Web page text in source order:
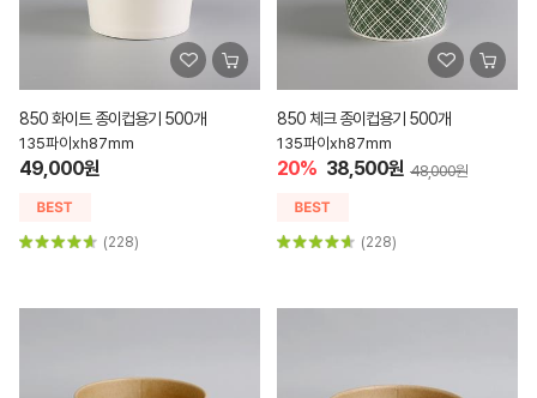
850 화이트 종이컵용기 500개
135파이xh87mm
49,000원
(228)
850 체크 종이컵용기 500개
135파이xh87mm
20% 38,500원 48,000원
(228)